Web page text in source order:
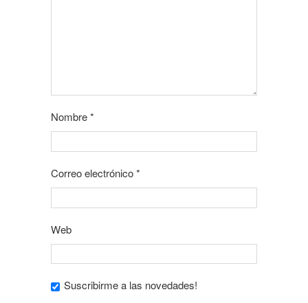
Nombre*
Correo electrónico*
Web
Suscribirme a las novedades!